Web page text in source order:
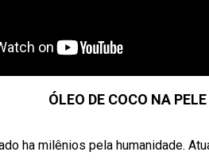
ÓLEO DE COCO NA
ha milênios pela humanidade.